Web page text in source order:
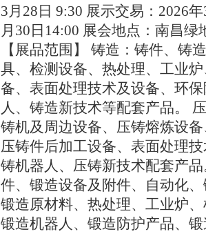
3月28日 9:30 展示交易：2026
月30日14:00 展会地点：南昌绿
【展品范围】 铸造：铸件、铸
具、检测设备、热处理、工业
备、表面处理技术及设备、环
人、铸造新技术等配套产品。
铸机及周边设备、压铸熔炼设
压铸件后加工设备、表面处理
铸机器人、压铸新技术配套产
件、锻造设备及附件、自动化
锻造原材料、热处理、工业炉
锻造机器人、锻造防护产品、